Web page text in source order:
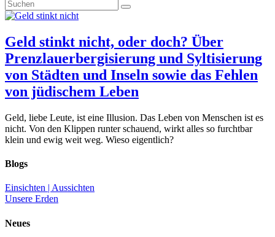
umschalten
Diese
Website
Geld stinkt nicht, oder doch? Über
Prenzlauerbergisierung und Syltisierung
von Städten und Inseln sowie das Fehlen
von jüdischem Leben
Geld, liebe Leute, ist eine Illusion. Das Leben von Menschen ist es
nicht. Von den Klippen runter schauend, wirkt alles so furchtbar
klein und ewig weit weg. Wieso eigentlich?
Blogs
Einsichten | Aussichten
Unsere Erden
Neues